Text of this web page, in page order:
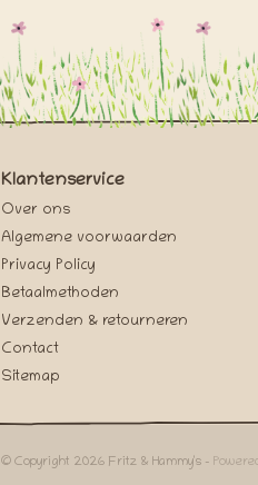
Klantenservice
Over ons
Algemene voorwaarden
Privacy Policy
Betaalmethoden
Verzenden & retourneren
Contact
Sitemap
© Copyright 2026 Fritz & Hammy's -